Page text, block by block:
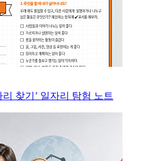
리 찾기’ 일자리 탐험 노트